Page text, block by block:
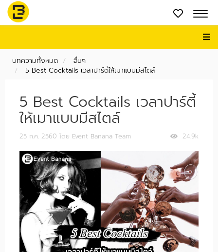
บทความทั้งหมด
อื่นๆ
5 Best Cocktails เวลาปาร์ตี้ให้เมาแบบมีสไตล์
5 Best Cocktails เวลาปาร์ตี้
ให้เมาแบบมีสไตล์
24.9k
25 ก.ค. 2560 โดย Event Banana Team